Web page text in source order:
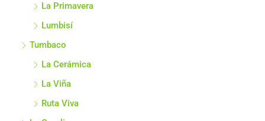
La Primavera
Lumbisí
Tumbaco
La Cerámica
La Viña
Ruta Viva